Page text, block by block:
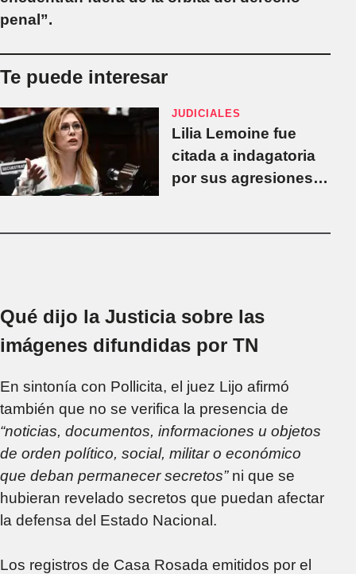
penal”.
Te puede interesar
JUDICIALES
Lilia Lemoine fue
citada a indagatoria
por sus agresiones al
Qué dijo la Justicia sobre las
imágenes difundidas por TN
En sintonía con Pollicita, el juez Lijo afirmó
también que no se verifica la presencia de
“noticias, documentos, informaciones u objetos
de orden político, social, militar o económico
que deban permanecer secretos”ni que se
hubieran revelado secretos que puedan afectar
la defensa del Estado Nacional.
Los registros de Casa Rosada emitidos por el